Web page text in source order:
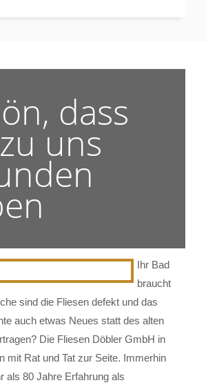
dass
uns
Ihr Bad
braucht
sind die Fliesen defekt und das
auch etwas Neues statt des alten
Die Fliesen Döbler GmbH in
mit Rat und Tat zur Seite. Immerhin
als 80 Jahre Erfahrung als